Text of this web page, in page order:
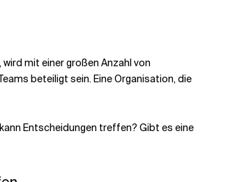
mit einer großen Anzahl von
beteiligt sein. Eine Organisation, die
Entscheidungen treffen? Gibt es eine